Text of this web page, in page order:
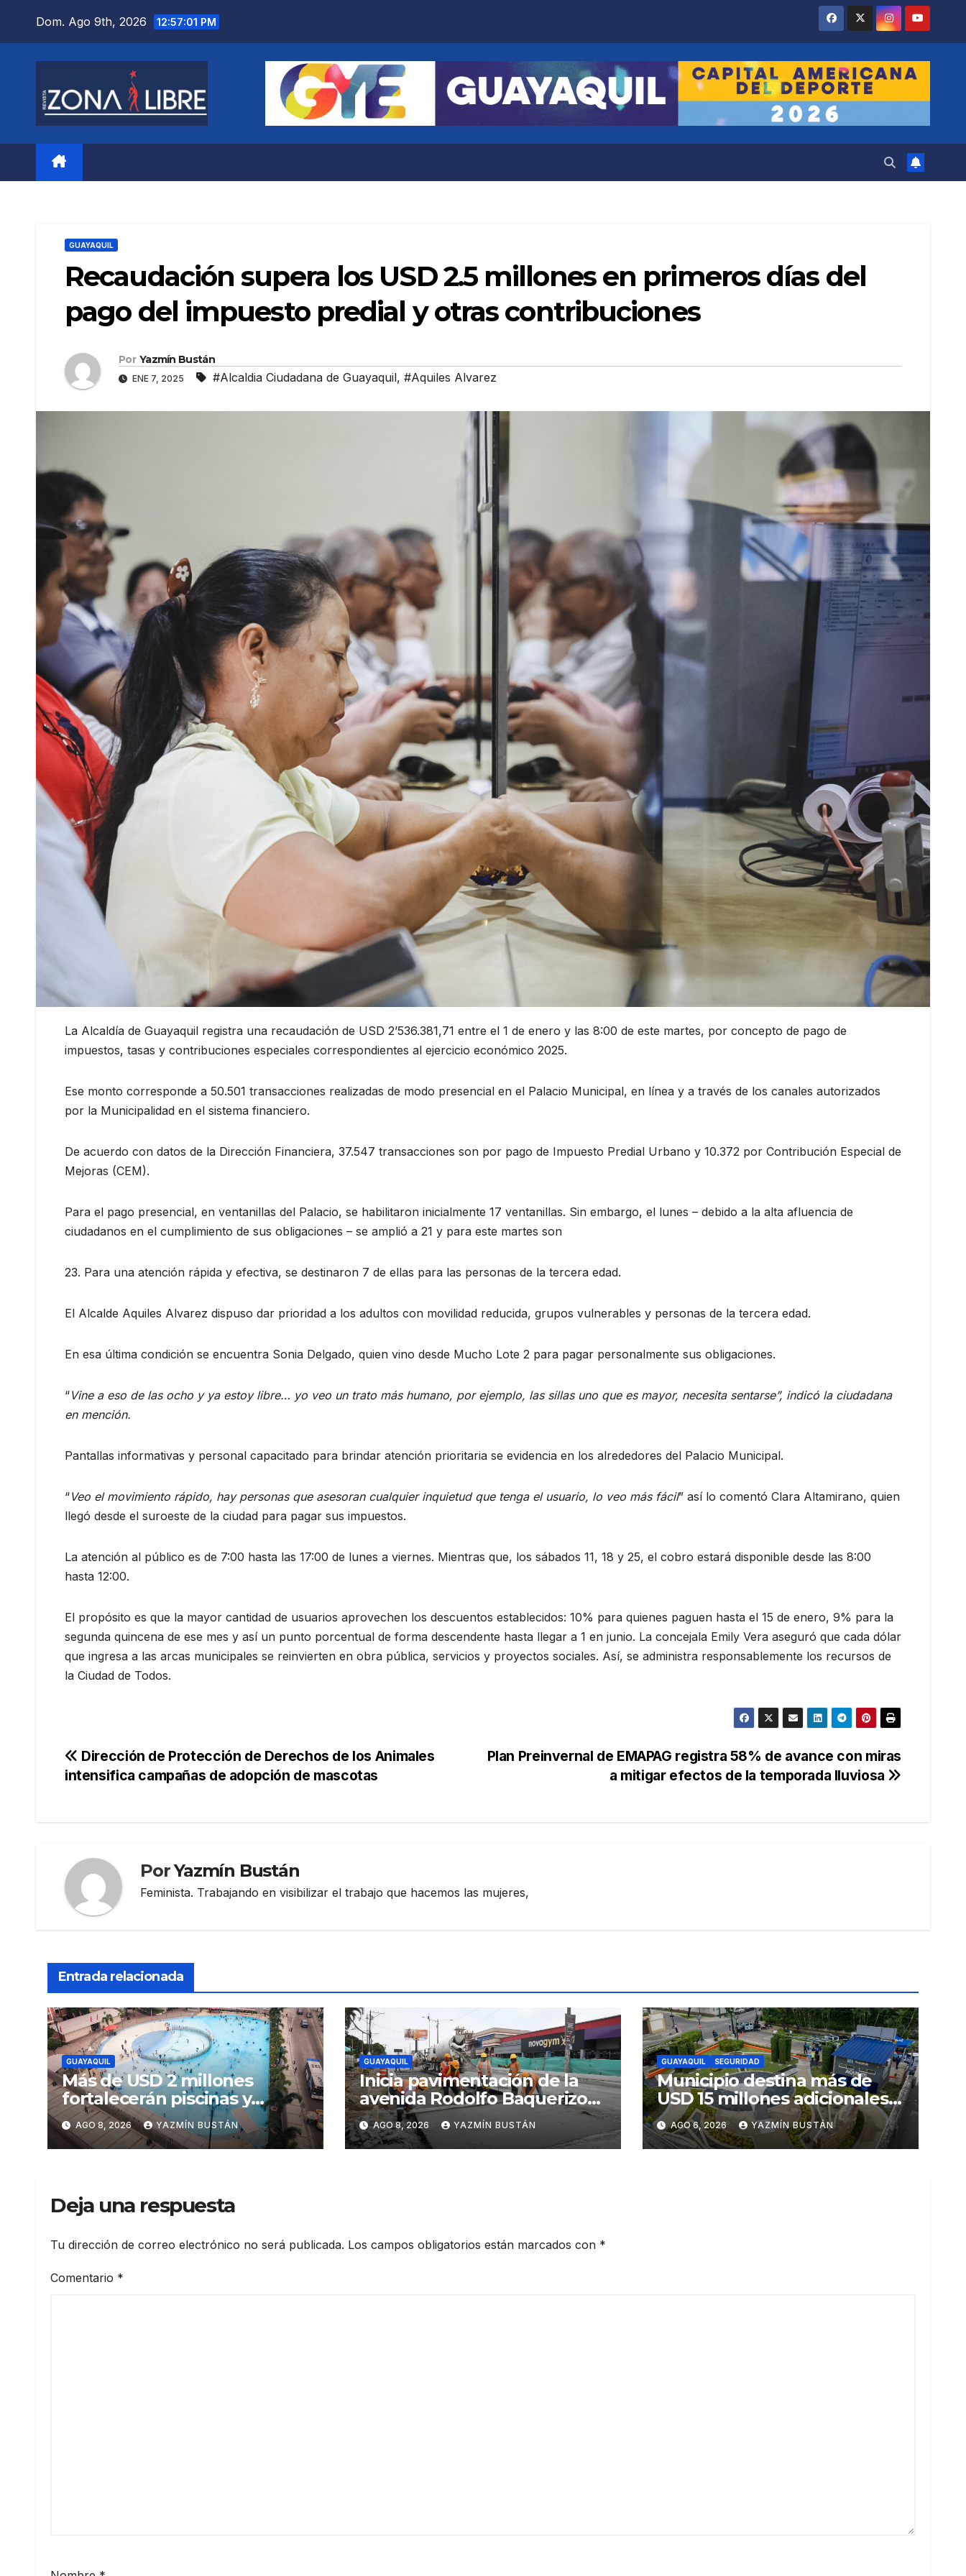
Dom. Ago 9th, 2026 12:57:03 PM
GUAYAQUIL
Recaudación supera los USD 2.5 millones en primeros días del
pago del impuesto predial y otras contribuciones
Por Yazmín Bustán
ENE 7, 2025 #Alcaldia Ciudadana de Guayaquil, #Aquiles Alvarez
La Alcaldía de Guayaquil registra una recaudación de USD 2’536.381,71 entre el 1 de enero y las 8:00 de este martes, por concepto de pago de
impuestos, tasas y contribuciones especiales correspondientes al ejercicio económico 2025.
Ese monto corresponde a 50.501 transacciones realizadas de modo presencial en el Palacio Municipal, en línea y a través de los canales autorizados
por la Municipalidad en el sistema financiero.
De acuerdo con datos de la Dirección Financiera, 37.547 transacciones son por pago de Impuesto Predial Urbano y 10.372 por Contribución Especial de
Mejoras (CEM).
Para el pago presencial, en ventanillas del Palacio, se habilitaron inicialmente 17 ventanillas. Sin embargo, el lunes – debido a la alta afluencia de
ciudadanos en el cumplimiento de sus obligaciones – se amplió a 21 y para este martes son
23. Para una atención rápida y efectiva, se destinaron 7 de ellas para las personas de la tercera edad.
El Alcalde Aquiles Alvarez dispuso dar prioridad a los adultos con movilidad reducida, grupos vulnerables y personas de la tercera edad.
En esa última condición se encuentra Sonia Delgado, quien vino desde Mucho Lote 2 para pagar personalmente sus obligaciones.
“Vine a eso de las ocho y ya estoy libre… yo veo un trato más humano, por ejemplo, las sillas uno que es mayor, necesita sentarse”, indicó la ciudadana
en mención.
Pantallas informativas y personal capacitado para brindar atención prioritaria se evidencia en los alrededores del Palacio Municipal.
“Veo el movimiento rápido, hay personas que asesoran cualquier inquietud que tenga el usuario, lo veo más fácil” así lo comentó Clara Altamirano, quien
llegó desde el suroeste de la ciudad para pagar sus impuestos.
La atención al público es de 7:00 hasta las 17:00 de lunes a viernes. Mientras que, los sábados 11, 18 y 25, el cobro estará disponible desde las 8:00
hasta 12:00.
El propósito es que la mayor cantidad de usuarios aprovechen los descuentos establecidos: 10% para quienes paguen hasta el 15 de enero, 9% para la
segunda quincena de ese mes y así un punto porcentual de forma descendente hasta llegar a 1 en junio. La concejala Emily Vera aseguró que cada dólar
que ingresa a las arcas municipales se reinvierten en obra pública, servicios y proyectos sociales. Así, se administra responsablemente los recursos de
la Ciudad de Todos.
Navegación
Plan Preinvernal de EMAPAG registra 58% de avance con miras
a mitigar efectos de la temporada lluviosa
Dirección de Protección de Derechos de los Animales
intensifica campañas de adopción de mascotas
PorYazmín Bustán
Feminista. Trabajando en visibilizar el trabajo que hacemos las mujeres,
Entrada relacionada
GUAYAQUIL
Más de USD 2 millones
fortalecerán piscinas y
parques acuáticos
municipales
AGO 8, 2026 YAZMÍN BUSTÁN
GUAYAQUIL
Inicia pavimentación de la
avenida Rodolfo Baquerizo
Nazur como parte de la
Renovación Urbana
AGO 8, 2026 YAZMÍN BUSTÁN
GUAYAQUIL SEGURIDAD
Municipio destina más de
USD 15 millones adicionales a
SEGURA EP para fortalecer la
seguridad ciudadana
AGO 6, 2026 YAZMÍN BUSTÁN
Deja una respuesta
Tu dirección de correo electrónico no será publicada. Los campos obligatorios están marcados con *
Comentario *